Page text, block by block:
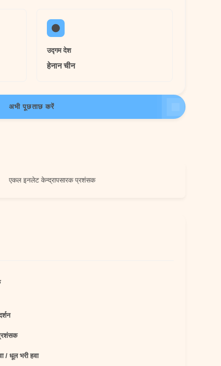
उद्गम देश
हेनान चीन
अभी पूछताछ करें
केन्द्रापसारक प्रशंसक
/ धूल भरी हवा